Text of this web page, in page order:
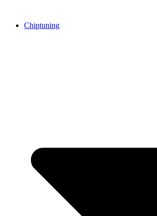
Chiptuning